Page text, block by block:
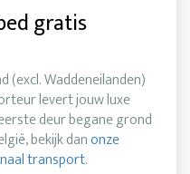
gratis
(excl. Waddeneilanden)
levert jouw luxe
deur begane grond
bekijk danonze
transport.